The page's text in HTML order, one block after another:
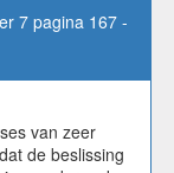
7 pagina 167 -
van zeer
de beslissing